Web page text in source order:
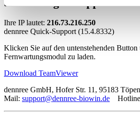
Ihre IP lautet: 216.73.216.250
dennree Quick-Support (15.4.8332)
Klicken Sie auf den untenstehenden Button
Fernwartungsmodul zu laden.
Download TeamViewer
dennree GmbH, Hofer Str. 11, 95183
Mail: support@dennree-biowin.de